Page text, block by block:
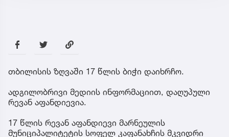
თბილისის ზღვაში 17 წლის ბიჭი დაიხრჩო.
ადგილობრივი მედიის ინფორმაციით, დაღუპული
რევან აფანდიევია.
17 წლის რევან აფანდიევი მარნეულის
მუნიციპალიტეტის სოფელ კაფანახჩის მკვიდრი